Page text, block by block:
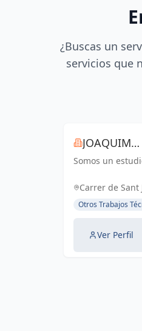
¿Buscas un
servicios que
JOAQUIM
MUNTADA
Somos un
pluridisciplinar,
ejecución,
actividades y
el sector
Carrer de Sant
España, España
Otros Trabajos
Ver Perfil